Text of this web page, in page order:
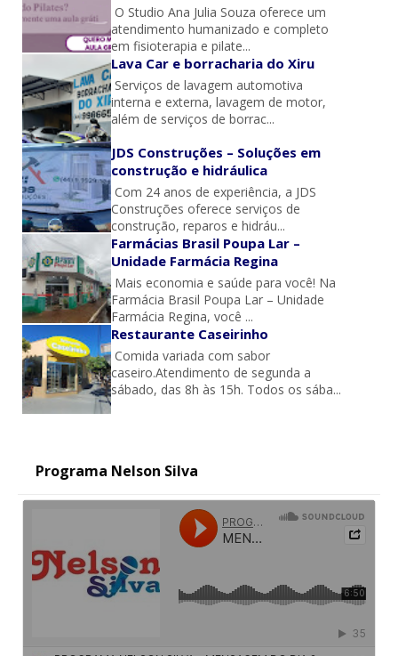
O Studio Ana Julia Souza oferece um
atendimento humanizado e completo
em fisioterapia e pilate...
Lava Car e borracharia do Xiru
Serviços de lavagem automotiva
interna e externa, lavagem de motor,
além de serviços de borrac...
JDS Construções – Soluções em
construção e hidráulica
Com 24 anos de experiência, a JDS
Construções oferece serviços de
construção, reparos e hidráu...
Farmácias Brasil Poupa Lar –
Unidade Farmácia Regina
Mais economia e saúde para você! Na
Farmácia Brasil Poupa Lar – Unidade
Farmácia Regina, você ...
Restaurante Caseirinho
Comida variada com sabor
caseiro.Atendimento de segunda a
sábado, das 8h às 15h. Todos os sába...
Programa Nelson Silva